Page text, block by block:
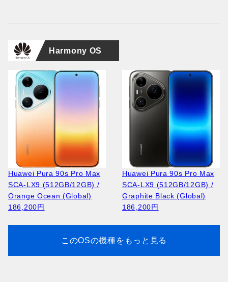
Mulberry Black (Global)
151,300円
(256GB/12GB) / Space
Black
Apple iPhone 17 Pro A3523
(512GB/12GB) / Silver
264,100円
Apple iPhone 17 Pro A3256
(256GB/12GB) / Deep Blue
208,900円
19,300円
Harmony OS
Huawei Pura 90s Pro Max
SCA-LX9 (512GB/12GB) /
Orange Ocean (Global)
186,200円
Huawei Pura 90s Pro Max
SCA-LX9 (512GB/12GB) /
Graphite Black (Global)
186,200円
このOSの機種をもっと見る